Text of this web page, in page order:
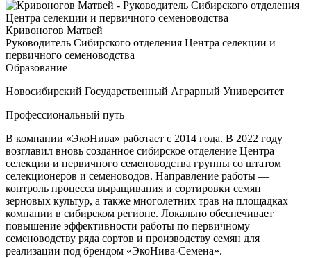
Кривоногов Матвей
Руководитель Сибирского отделения Центра селекции и
первичного семеноводства
Образование
Новосибирский Государственный Аграрный Университет
Профессиональный путь
В компании «ЭкоНива» работает с 2014 года. В 2022 году
возглавил вновь созданное сибирское отделение Центра
селекции и первичного семеноводства группы со штатом
селекционеров и семеноводов. Направление работы —
контроль процесса выращивания и сортировки семян
зерновых культур, а также многолетних трав на площадках
компании в сибирском регионе. Локально обеспечивает
повышение эффективности работы по первичному
семеноводству ряда сортов и производству семян для
реализации под брендом «ЭкоНива-Семена».